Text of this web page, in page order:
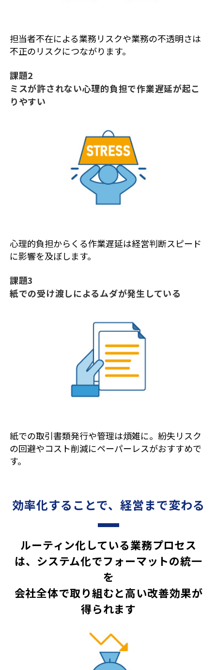
担当者不在による業務リスクや業務の不透明さは
不正のリスクにつながります。
課題2
ミスが許されない心理的負担で作業遅延が起こ
りやすい
心理的負担からくる作業遅延は経営判断スピード
に影響を及ぼします。
課題3
紙での受け渡しによるムダが発生している
紙での取引書類発行や管理は煩雑に。紛失リスク
の回避やコスト削減にペーパーレスがおすすめで
す。
効率化することで、経営まで変わる
ルーティン化している業務プロセス
は、システム化でフォーマットの統一
を
会社全体で取り組むと高い改善効果が
得られます